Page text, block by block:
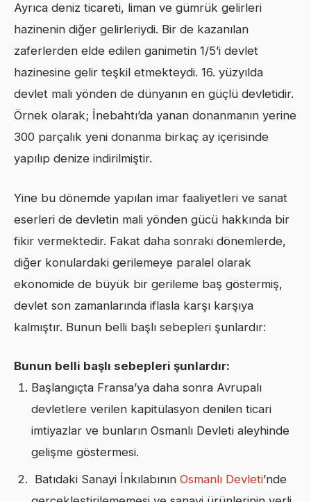
Ayrıca deniz ticareti, liman ve gümrük gelirleri
hazinenin diğer gelirleriydi. Bir de kazanılan
zaferlerden elde edilen ganimetin 1/5’i devlet
hazinesine gelir teşkil etmekteydi. 16. yüzyılda
devlet mali yönden de dünyanın en güçlü devletidir.
Örnek olarak; İnebahtı’da yanan donanmanın yerine
300 parçalık yeni donanma birkaç ay içerisinde
yapılıp denize indirilmiştir.
Yine bu dönemde yapılan imar faaliyetleri ve sanat
eserleri de devletin mali yönden gücü hakkında bir
fikir vermektedir. Fakat daha sonraki dönemlerde,
diğer konulardaki gerilemeye paralel olarak
ekonomide de büyük bir gerileme baş göstermiş,
devlet son zamanlarında iflasla karşı karşıya
kalmıştır. Bunun belli başlı sebepleri şunlardır:
Bunun belli başlı sebepleri şunlardır:
Başlangıçta Fransa’ya daha sonra Avrupalı
devletlere verilen kapitülasyon denilen ticari
imtiyazlar ve bunların Osmanlı Devleti aleyhinde
gelişme göstermesi.
Batıdaki Sanayi İnkılabınınOsmanlı Devleti’nde